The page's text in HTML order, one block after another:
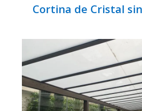
Cortina de Cristal